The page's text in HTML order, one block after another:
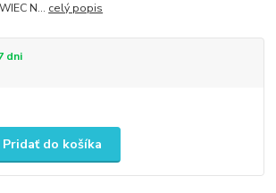
N... celý popis
dni
Pridať do košíka